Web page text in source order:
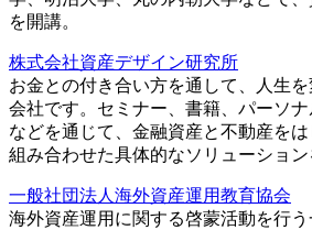
を開講。
株式会社資産デザイン研究所
お金との付き合い方を通して、人生
会社です。セミナー、書籍、パーソ
などを通じて、金融資産と不動産を
組み合わせた具体的なソリューション
一般社団法人海外資産運用教育協会
海外資産運用に関する啓蒙活動を行